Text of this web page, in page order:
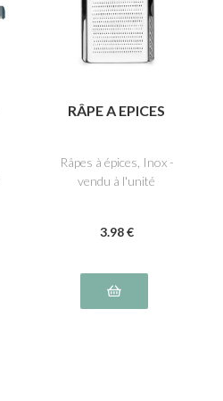
RÂPE A EPICES
Râpes à épices, Inox -
vendu à l'unité
3.98 €